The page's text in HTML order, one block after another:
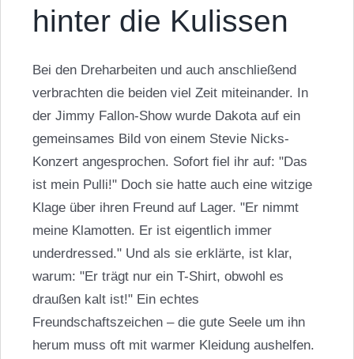
hinter die Kulissen
Bei den Dreharbeiten und auch anschließend
verbrachten die beiden viel Zeit miteinander. In
der Jimmy Fallon-Show wurde Dakota auf ein
gemeinsames Bild von einem Stevie Nicks-
Konzert angesprochen. Sofort fiel ihr auf: "Das
ist mein Pulli!" Doch sie hatte auch eine witzige
Klage über ihren Freund auf Lager. "Er nimmt
meine Klamotten. Er ist eigentlich immer
underdressed." Und als sie erklärte, ist klar,
warum: "Er trägt nur ein T-Shirt, obwohl es
draußen kalt ist!" Ein echtes
Freundschaftszeichen – die gute Seele um ihn
herum muss oft mit warmer Kleidung aushelfen.